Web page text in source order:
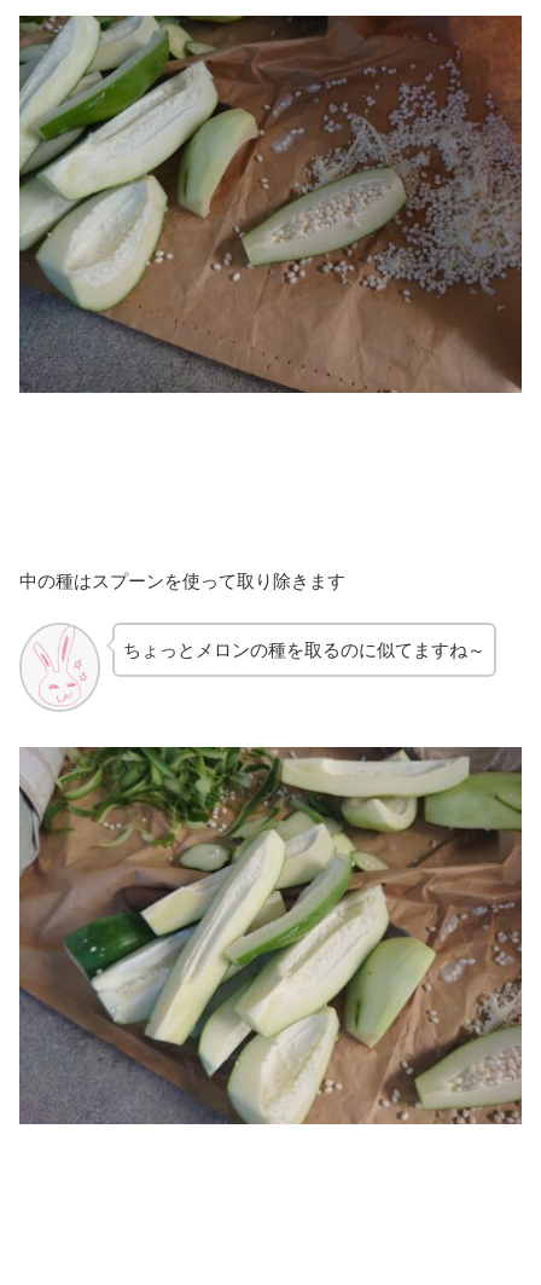
中の種はスプーンを使って取り除きます
ちょっとメロンの種を取るのに似てますね～